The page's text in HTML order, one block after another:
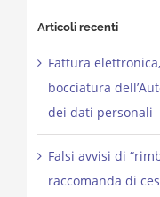
Articoli recenti
Fattura
bocciatura
dei dati personali
Falsi avvisi di
raccomanda di